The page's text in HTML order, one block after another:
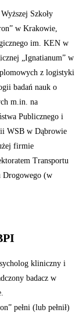
Szkoły
w Krakowie,
im. KEN w
„Ignatianum” w
z logistyki
badań nauk o
m.in. na
Publicznego i
WSB w Dąbrowie
firmie
Transportu
Drogowego (w
kliniczny i
badacz w
pełni (lub pełnił)